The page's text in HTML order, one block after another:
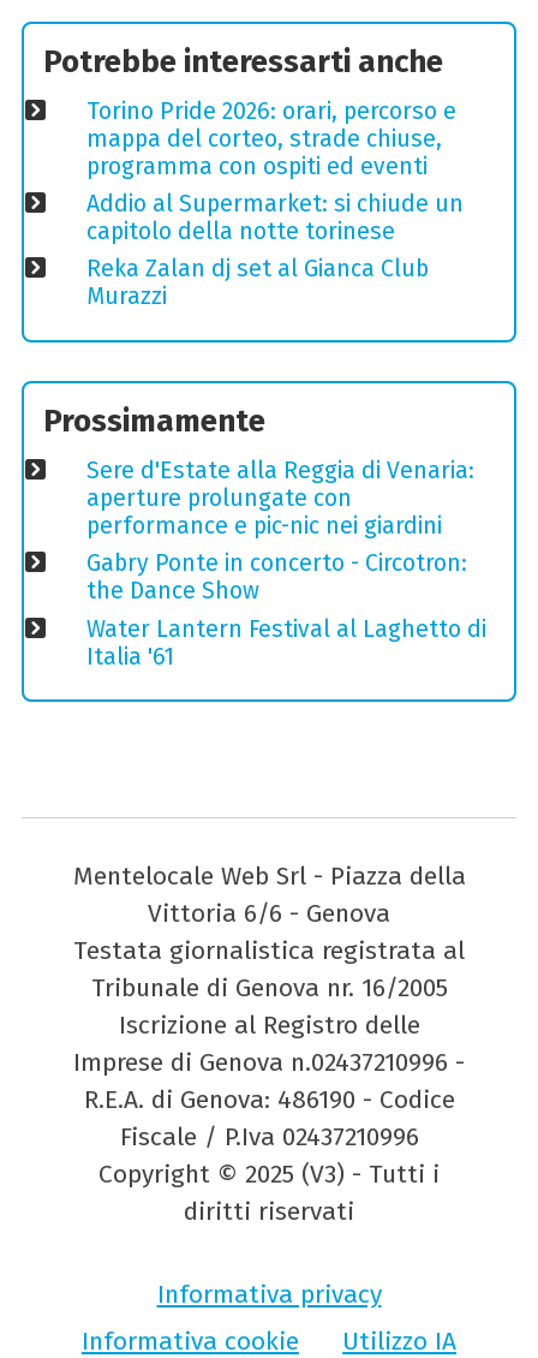
Potrebbe interessarti anche
Torino Pride 2026: orari, percorso e
mappa del corteo, strade chiuse,
programma con ospiti ed eventi
Addio al Supermarket: si chiude un
capitolo della notte torinese
Reka Zalan dj set al Gianca Club
Murazzi
Prossimamente
Sere d'Estate alla Reggia di Venaria:
aperture prolungate con
performance e pic-nic nei giardini
Gabry Ponte in concerto - Circotron:
the Dance Show
Water Lantern Festival al Laghetto di
Italia '61
Mentelocale Web Srl - Piazza della
Vittoria 6/6 - Genova
Testata giornalistica registrata al
Tribunale di Genova nr. 16/2005
Iscrizione al Registro delle
Imprese di Genova n.02437210996 -
R.E.A. di Genova: 486190 - Codice
Fiscale / P.Iva 02437210996
Copyright © 2025 (V3) - Tutti i
diritti riservati
Informativa privacy
Informativa cookie
Utilizzo IA